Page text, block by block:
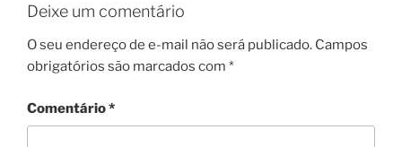
Deixe um comentário
O seu endereço de e-mail não será publicado. Campos
obrigatórios são marcados com *
Comentário*